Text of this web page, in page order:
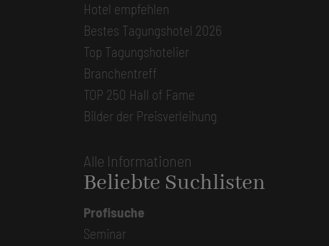
Hotel empfehlen
Bestes Tagungshotel 2026
Top Tagungshotelier
Branchentreff
TOP 250 Hall of Fame
Bilder der Preisverleihung
Alle Informationen
Beliebte Suchlisten
Profisuche
Seminar